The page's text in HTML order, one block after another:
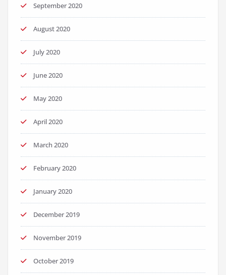
September 2020
August 2020
July 2020
June 2020
May 2020
April 2020
March 2020
February 2020
January 2020
December 2019
November 2019
October 2019